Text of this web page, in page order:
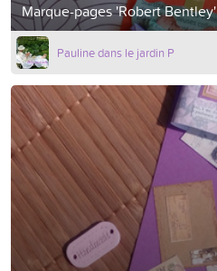
Marque-pages 'Robert Bentley'
Pauline dans le jardin P